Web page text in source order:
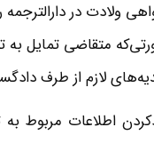
ولادت در
به تهیه نسخه اضافی داشته باشد 30
لازم از طرف
اطلاعات